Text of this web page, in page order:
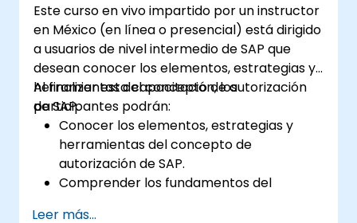
Prepararse para obtener certificaciones
y especializaciones adicionales de SAP.
Este curso en vivo impartido por un instructor
en México (en línea o presencial) está dirigido
a usuarios de nivel intermedio de SAP que
desean conocer los elementos, estrategias y
herramientas del concepto de autorización
de SAP.
Al finalizar esta capacitación, los
participantes podrán:
Conocer los elementos, estrategias y
herramientas del concepto de
autorización de SAP.
Comprender los fundamentos del
Leer más...